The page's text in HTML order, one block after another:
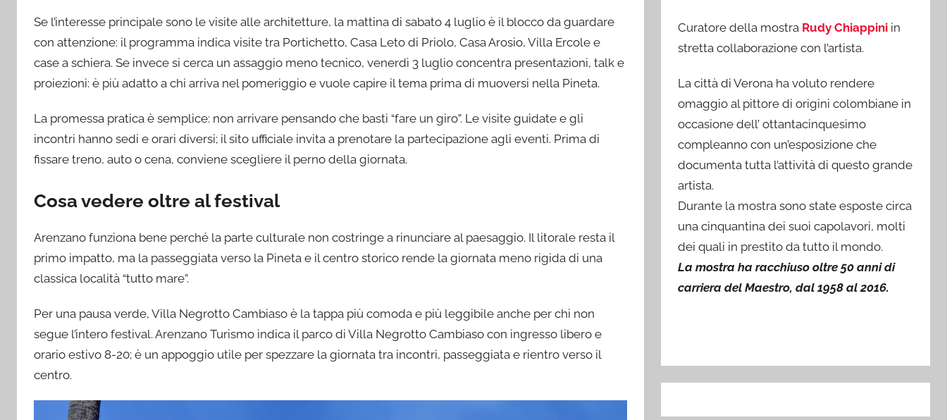
Se l’interesse principale sono le visite alle architetture, la mattina di sabato 4 luglio è il blocco da guardare
con attenzione: il programma indica visite tra Portichetto, Casa Leto di Priolo, Casa Arosio, Villa Ercole e
case a schiera. Se invece si cerca un assaggio meno tecnico, venerdì 3 luglio concentra presentazioni, talk e
proiezioni: è più adatto a chi arriva nel pomeriggio e vuole capire il tema prima di muoversi nella Pineta.
La promessa pratica è semplice: non arrivare pensando che basti “fare un giro”. Le visite guidate e gli
incontri hanno sedi e orari diversi; il sito ufficiale invita a prenotare la partecipazione agli eventi. Prima di
fissare treno, auto o cena, conviene scegliere il perno della giornata.
Cosa vedere oltre al festival
Arenzano funziona bene perché la parte culturale non costringe a rinunciare al paesaggio. Il litorale resta il
primo impatto, ma la passeggiata verso la Pineta e il centro storico rende la giornata meno rigida di una
classica località “tutto mare”.
Per una pausa verde, Villa Negrotto Cambiaso è la tappa più comoda e più leggibile anche per chi non
segue l’intero festival. Arenzano Turismo indica il parco di Villa Negrotto Cambiaso con ingresso libero e
orario estivo 8-20; è un appoggio utile per spezzare la giornata tra incontri, passeggiata e rientro verso il
centro.
Curatore della mostra Rudy Chiappini in
stretta collaborazione con l’artista.
La città di Verona ha voluto rendere
omaggio al pittore di origini colombiane in
occasione dell’ ottantacinquesimo
compleanno con un’esposizione che
documenta tutta l’attività di questo grande
artista.
Durante la mostra sono state esposte circa
una cinquantina dei suoi capolavori, molti
dei quali in prestito da tutto il mondo.
La mostra ha racchiuso oltre 50 anni di
carriera del Maestro, dal 1958 al 2016.